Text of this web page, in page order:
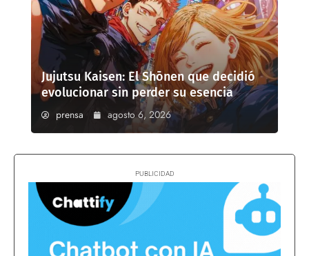
Jujutsu Kaisen: El Shōnen que decidió
evolucionar sin perder su esencia
prensa agosto 6, 2026